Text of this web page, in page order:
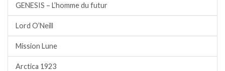
GENESIS – L’homme du futur
Lord O’Neill
Mission Lune
Arctica 1923